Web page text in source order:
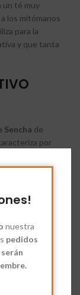
nuestra
pedidos
un té muy
los mitómanos
para la
y que tanta
Sencha de
por
calcio, como
ellas,
sus huesos se
es
japonesas,
como